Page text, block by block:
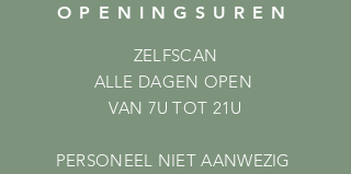
OPENINGSUREN
ZELFSCAN
ALLE DAGEN OPEN
VAN 7U TOT 21U
PERSONEEL NIET AANWEZIG